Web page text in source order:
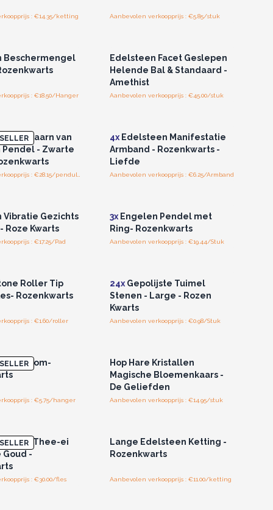
: €14.35/ketting
Aanbevolen verkoopprijs : €5.85/stuk
Beschermengel
: €18.50/Hanger
Edelsteen Facet Geslepen
Helende Bal & Standaard -
Amethist
Aanbevolen verkoopprijs : €45.00/stuk
Lantaarn van
Pendel - Zwarte
4x Edelsteen Manifestatie
Armband - Rozenkwarts -
Liefde
Aanbevolen verkoopprijs : €6.25/Armband
Vibratie Gezichts
Roze Kwarts
: €17.25/Pad
3x Engelen Pendel met
Ring- Rozenkwarts
Aanbevolen verkoopprijs : €19.44/Stuk
Roller Tip
Rozenkwarts
: €1.60/roller
24x Gepolijste Tuimel
Stenen - Large - Rozen
Kwarts
Aanbevolen verkoopprijs : €0.98/Stuk
: €5.75/hanger
Hop Hare Kristallen
Magische Bloemenkaars -
De Geliefden
Aanbevolen verkoopprijs : €14.95/stuk
Thee-ei
Goud -
: €30.00/fles
Lange Edelsteen Ketting -
Rozenkwarts
Aanbevolen verkoopprijs : €11.00/ketting